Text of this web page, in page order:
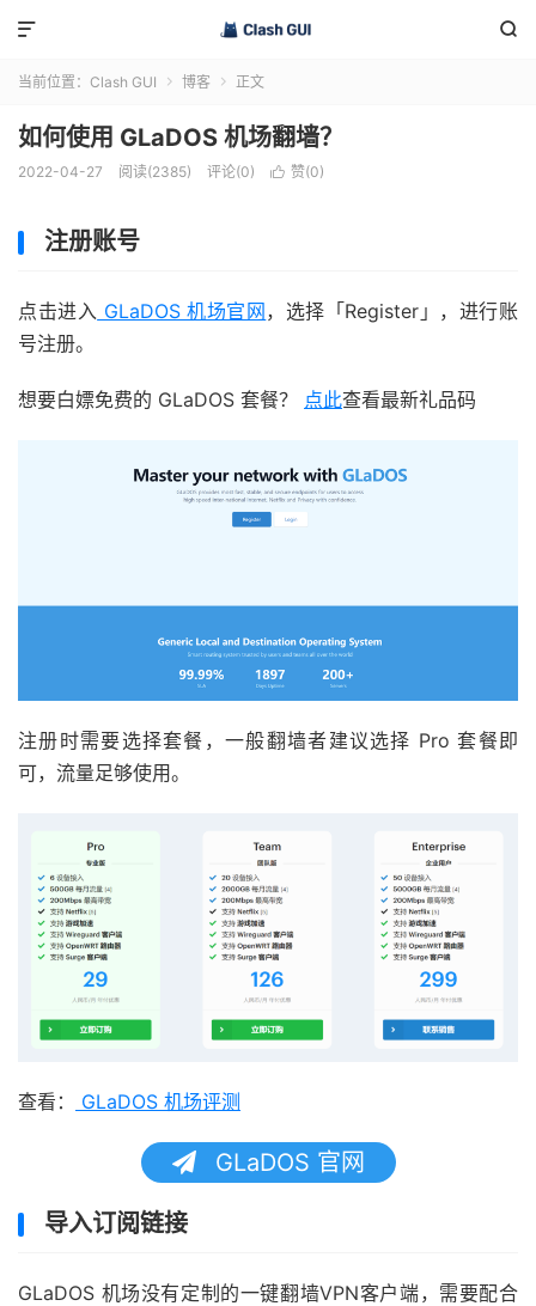


当前位置： Clash GUI  博客  正文
如何使用 GLaDOS 机场翻墙？
2022-04-27 阅读(2385) 评论(0)  赞(0)
注册账号
点击进入 GLaDOS 机场官网 ，选择「Register」，进行账
号注册。
想要白嫖免费的 GLaDOS 套餐？ 点此查看最新礼品码
注册时需要选择套餐，一般翻墙者建议选择 Pro 套餐即
可，流量足够使用。
查看： GLaDOS 机场评测
GLaDOS 官网
导入订阅链接
GLaDOS 机场没有定制的一键翻墙VPN客户端，需要配合